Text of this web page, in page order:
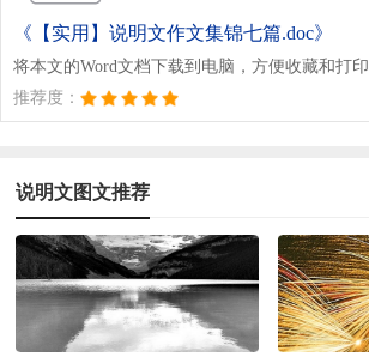
《【实用】说明文作文集锦七篇.doc》
将本文的Word文档下载到电脑，方便收藏和打印
推荐度：
说明文图文推荐